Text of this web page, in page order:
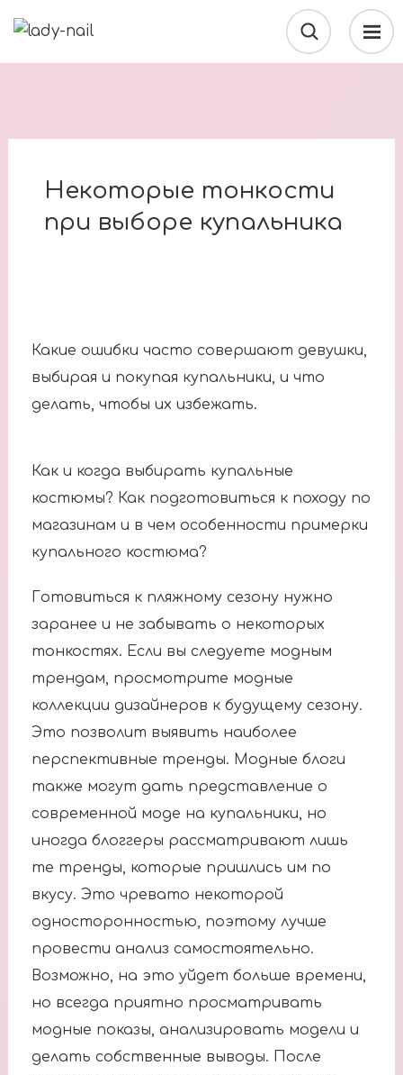
Некоторые тонкости
при выборе купальника
Какие ошибки часто совершают девушки,
выбирая и покупая купальники, и что
делать, чтобы их избежать.
Как и когда выбирать купальные
костюмы? Как подготовиться к походу по
магазинам и в чем особенности примерки
купального костюма?
Готовиться к пляжному сезону нужно
заранее и не забывать о некоторых
тонкостях. Если вы следуете модным
трендам, просмотрите модные
коллекции дизайнеров к будущему сезону.
Это позволит выявить наиболее
перспективные тренды. Модные блоги
также могут дать представление о
современной моде на купальники, но
иногда блоггеры рассматривают лишь
те тренды, которые пришлись им по
вкусу. Это чревато некоторой
односторонностью, поэтому лучше
провести анализ самостоятельно.
Возможно, на это уйдет больше времени,
но всегда приятно просматривать
модные показы, анализировать модели и
делать собственные выводы. После